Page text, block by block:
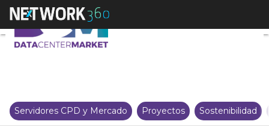
Proyectos IFG comienza una
Servidores CPD y Mercado Proyectos Sostenibilidad